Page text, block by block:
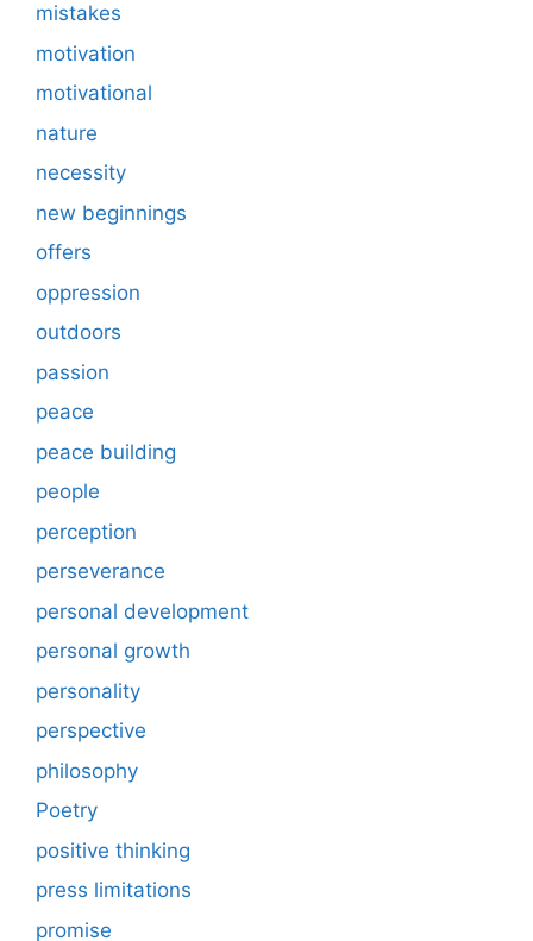
mistakes
motivation
motivational
nature
necessity
new beginnings
offers
oppression
outdoors
passion
peace
peace building
people
perception
perseverance
personal development
personal growth
personality
perspective
philosophy
Poetry
positive thinking
press limitations
promise